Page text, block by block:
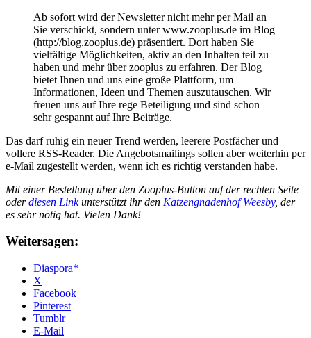
Ab sofort wird der Newsletter nicht mehr per Mail an
Sie verschickt, sondern unter www.zooplus.de im Blog
(http://blog.zooplus.de) präsentiert. Dort haben Sie
vielfältige Möglichkeiten, aktiv an den Inhalten teil zu
haben und mehr über zooplus zu erfahren. Der Blog
bietet Ihnen und uns eine große Plattform, um
Informationen, Ideen und Themen auszutauschen. Wir
freuen uns auf Ihre rege Beteiligung und sind schon
sehr gespannt auf Ihre Beiträge.
Das darf ruhig ein neuer Trend werden, leerere Postfächer und
vollere RSS-Reader. Die Angebotsmailings sollen aber weiterhin per
e-Mail zugestellt werden, wenn ich es richtig verstanden habe.
Mit einer Bestellung über den Zooplus-Button auf der rechten Seite
oderdiesen Linkunterstützt ihr den Katzengnadenhof Weesby, der
es sehr nötig hat. Vielen Dank!
Weitersagen:
Diaspora*
X
Facebook
Pinterest
Tumblr
E-Mail